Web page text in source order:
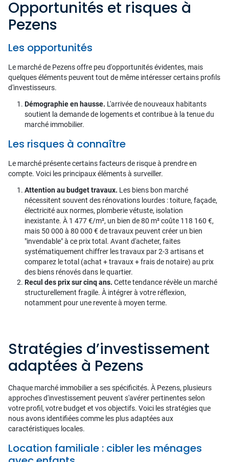
Opportunités et risques à
Pezens
Les opportunités
Le marché de Pezens offre peu d'opportunités évidentes, mais
quelques éléments peuvent tout de même intéresser certains profils
d'investisseurs.
Démographie en hausse. L'arrivée de nouveaux habitants
soutient la demande de logements et contribue à la tenue du
marché immobilier.
Les risques à connaître
Le marché présente certains facteurs de risque à prendre en
compte. Voici les principaux éléments à surveiller.
Attention au budget travaux. Les biens bon marché
nécessitent souvent des rénovations lourdes : toiture, façade,
électricité aux normes, plomberie vétuste, isolation
inexistante. À 1 477 €/m², un bien de 80 m² coûte 118 160 €,
mais 50 000 à 80 000 € de travaux peuvent créer un bien
"invendable" à ce prix total. Avant d'acheter, faites
systématiquement chiffrer les travaux par 2-3 artisans et
comparez le total (achat + travaux + frais de notaire) au prix
des biens rénovés dans le quartier.
Recul des prix sur cinq ans. Cette tendance révèle un marché
structurellement fragile. À intégrer à votre réflexion,
notamment pour une revente à moyen terme.
Stratégies d’investissement
adaptées à Pezens
Chaque marché immobilier a ses spécificités. À Pezens, plusieurs
approches d'investissement peuvent s'avérer pertinentes selon
votre profil, votre budget et vos objectifs. Voici les stratégies que
nous avons identifiées comme les plus adaptées aux
caractéristiques locales.
Location familiale : cibler les ménages